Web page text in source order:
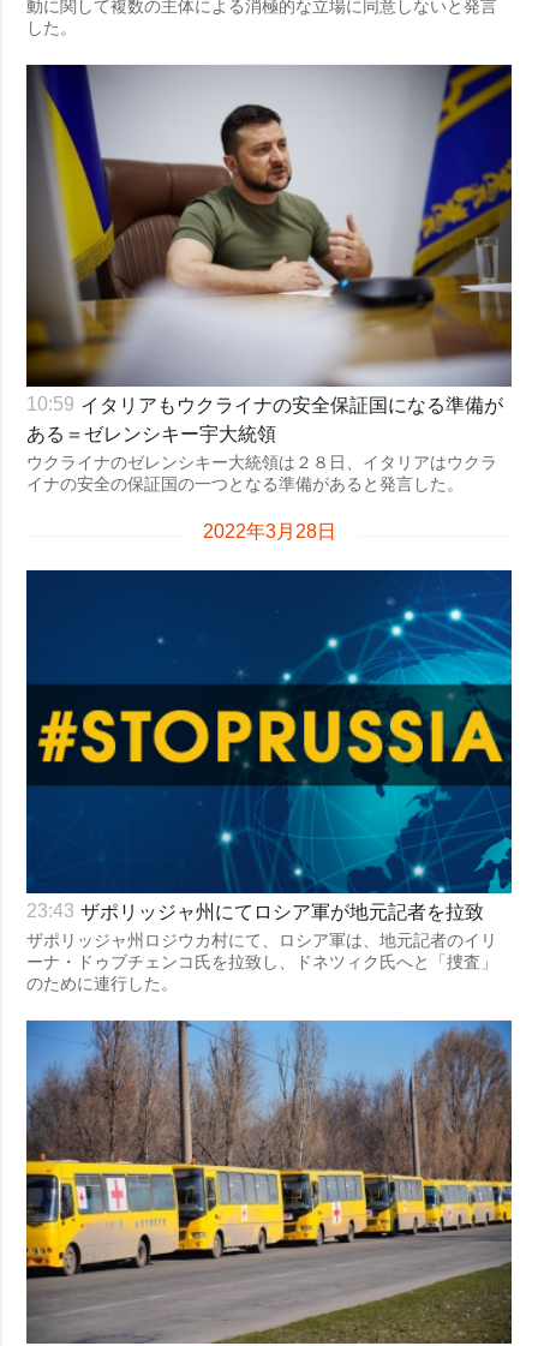
動に関して複数の主体による消極的な立場に同意しないと発言
した。
10:59 イタリアもウクライナの安全保証国になる準備が
ある＝ゼレンシキー宇大統領
ウクライナのゼレンシキー大統領は２８日、イタリアはウクラ
イナの安全の保証国の一つとなる準備があると発言した。
2022年3月28日
23:43 ザポリッジャ州にてロシア軍が地元記者を拉致
ザポリッジャ州ロジウカ村にて、ロシア軍は、地元記者のイリ
ーナ・ドゥブチェンコ氏を拉致し、ドネツィク氏へと「捜査」
のために連行した。